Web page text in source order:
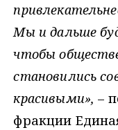
Мы и дальше
чтобы
становились
красивыми», –
фракции